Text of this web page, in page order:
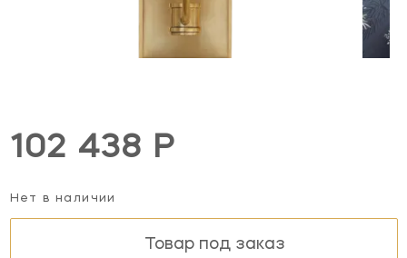
102 438 Р
Нет в наличии
Товар под заказ